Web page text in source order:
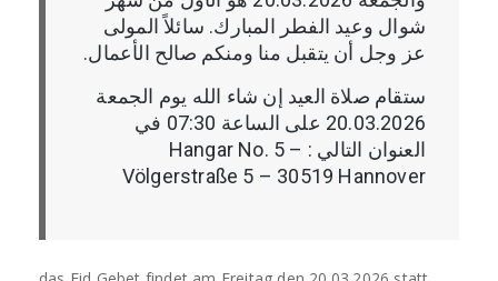
شوال وعيد الفطر المبارك. سائلاً المولى
عز وجل أن يتقبل منا ومنكم صالح الأعمال.
ستقام صلاة العيد إن شاء الله يوم الجمعة
20.03.2026 على الساعة 07:30 في
العنوان التالي : Hangar No. 5 –
Völgerstraße 5 – 30519 Hannover